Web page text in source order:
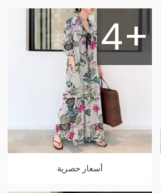
4+
أسعار حصرية